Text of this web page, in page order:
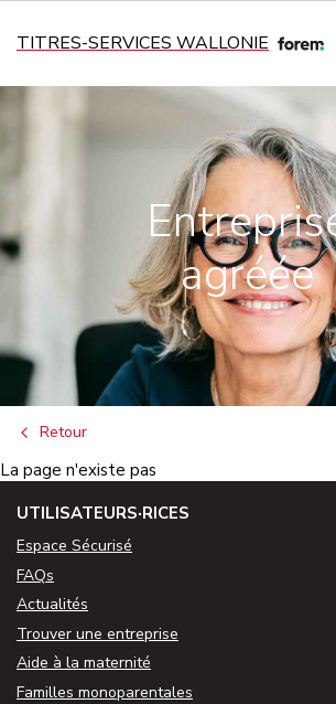
TITRES-SERVICES WALLONIE
agréée
Retour
La page n'existe pas
UTILISATEURS·RICES
Espace Sécurisé
FAQs
Actualités
Trouver une entreprise
Aide à la maternité
Familles monoparentales